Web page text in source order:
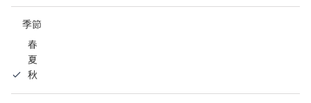
季節
春
夏
秋